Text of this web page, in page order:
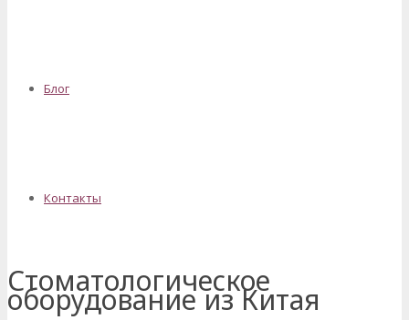
Блог
Контакты
Стоматологическое
оборудование из Китая